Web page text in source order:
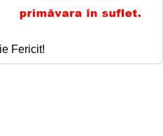
Fericit!